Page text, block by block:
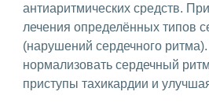
антиаритмических средств.
лечения определённых типов
(нарушений сердечного
нормализовать сердечный
приступы тахикардии и